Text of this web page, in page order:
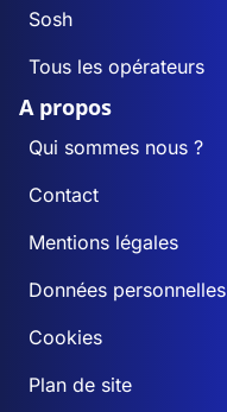
Sosh
Tous les opérateurs
A propos
Qui sommes nous ?
Contact
Mentions légales
Données personnelles
Cookies
Plan de site